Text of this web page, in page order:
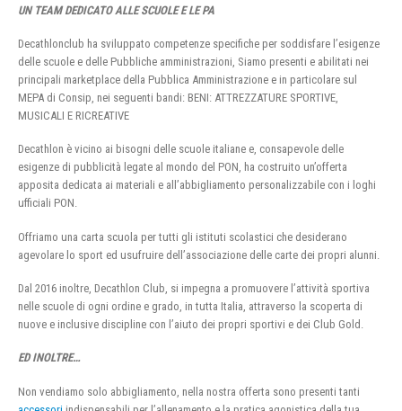
UN TEAM DEDICATO ALLE SCUOLE E LE PA
Decathlonclub ha sviluppato competenze specifiche per soddisfare l’esigenze
delle scuole e delle Pubbliche amministrazioni, Siamo presenti e abilitati nei
principali marketplace della Pubblica Amministrazione e in particolare sul
MEPA di Consip, nei seguenti bandi: BENI: ATTREZZATURE SPORTIVE,
MUSICALI E RICREATIVE
Decathlon è vicino ai bisogni delle scuole italiane e, consapevole delle
esigenze di pubblicità legate al mondo del PON, ha costruito un’offerta
apposita dedicata ai materiali e all’abbigliamento personalizzabile con i loghi
ufficiali PON.
Offriamo una carta scuola per tutti gli istituti scolastici che desiderano
agevolare lo sport ed usufruire dell’associazione delle carte dei propri alunni.
Dal 2016 inoltre, Decathlon Club, si impegna a promuovere l’attività sportiva
nelle scuole di ogni ordine e grado, in tutta Italia, attraverso la scoperta di
nuove e inclusive discipline con l’aiuto dei propri sportivi e dei Club Gold.
ED INOLTRE…
Non vendiamo solo abbigliamento, nella nostra offerta sono presenti tanti